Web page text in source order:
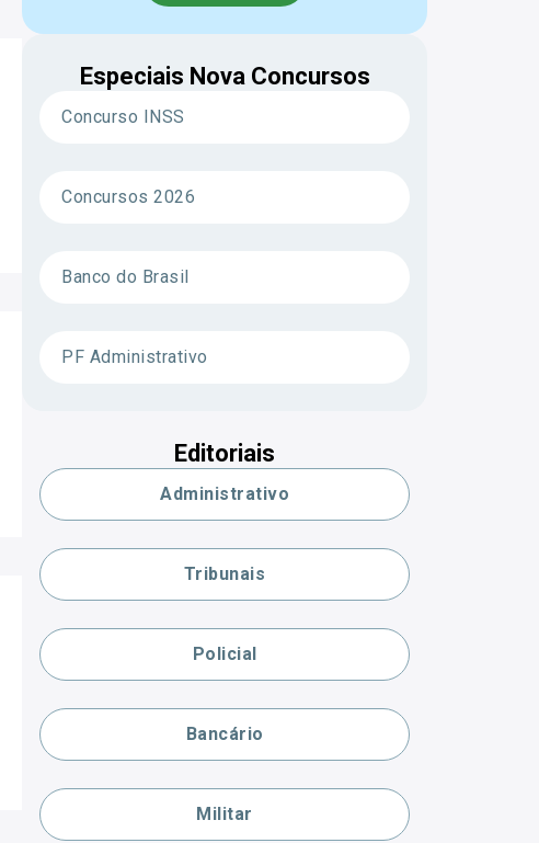
Especiais Nova Concursos
Concurso INSS
Concursos 2026
Banco do Brasil
PF Administrativo
Editoriais
Administrativo
Tribunais
Policial
Bancário
Militar